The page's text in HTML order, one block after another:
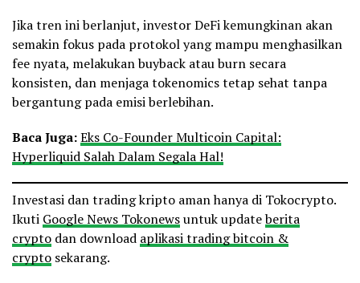
Jika tren ini berlanjut, investor DeFi kemungkinan akan
semakin fokus pada protokol yang mampu menghasilkan
fee nyata, melakukan buyback atau burn secara
konsisten, dan menjaga tokenomics tetap sehat tanpa
bergantung pada emisi berlebihan.
Baca Juga:Eks Co-Founder Multicoin Capital:
Hyperliquid Salah Dalam Segala Hal!
Investasi dan trading kripto aman hanya di Tokocrypto.
Ikuti Google News Tokonewsuntuk updateberita
crypto dan download aplikasi trading bitcoin &
crypto sekarang.